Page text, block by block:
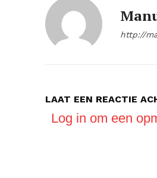
http://
LAAT EEN REACTIE
Log in om een